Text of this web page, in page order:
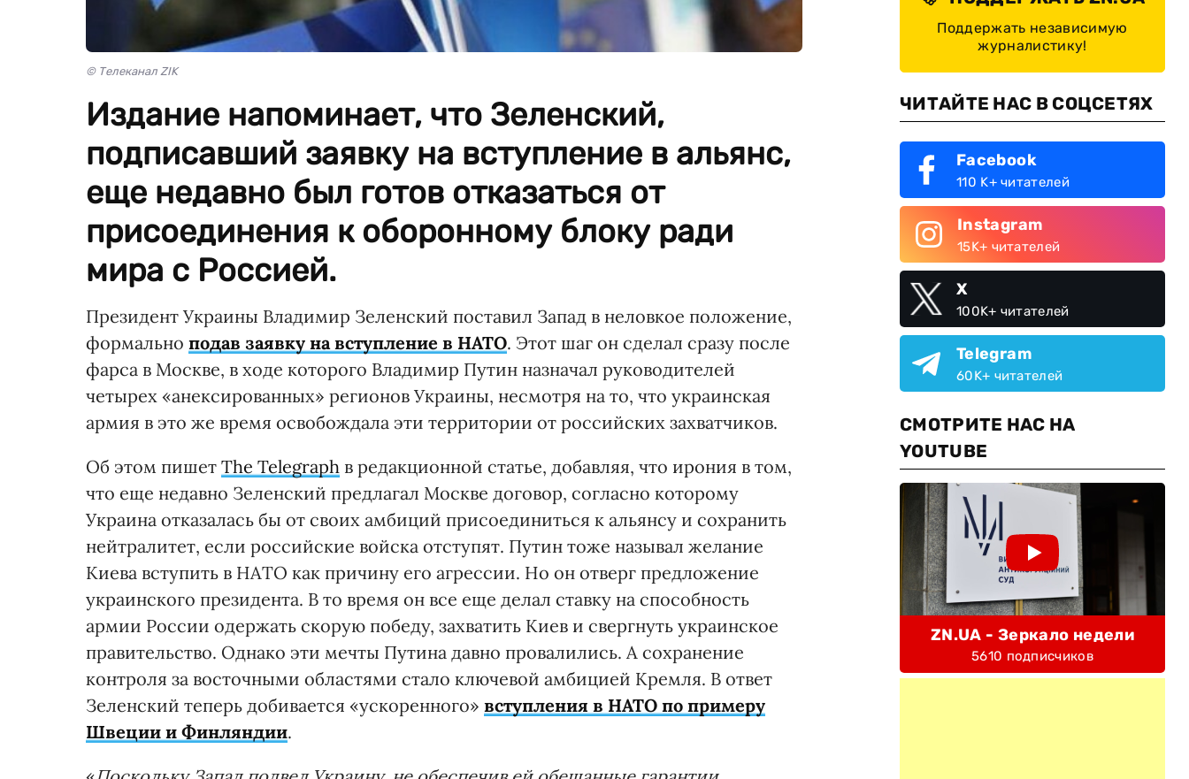
© Телеканал ZIK
Издание напоминает, что Зеленский,
подписавший заявку на вступление в альянс,
еще недавно был готов отказаться от
присоединения к оборонному блоку ради
мира с Россией.
Президент Украины Владимир Зеленский поставил Запад в неловкое положение,
формально подав заявку на вступление в НАТО. Этот шаг он сделал сразу после
фарса в Москве, в ходе которого Владимир Путин назначал руководителей
четырех «анексированных» регионов Украины, несмотря на то, что украинская
армия в это же время освобождала эти территории от российских захватчиков.
Об этом пишет The Telegraph в редакционной статье, добавляя, что ирония в том,
что еще недавно Зеленский предлагал Москве договор, согласно которому
Украина отказалась бы от своих амбиций присоединиться к альянсу и сохранить
нейтралитет, если российские войска отступят. Путин тоже называл желание
Киева вступить в НАТО как причину его агрессии. Но он отверг предложение
украинского президента. В то время он все еще делал ставку на способность
армии России одержать скорую победу, захватить Киев и свергнуть украинское
правительство. Однако эти мечты Путина давно провалились. А сохранение
контроля за восточными областями стало ключевой амбицией Кремля. В ответ
Зеленский теперь добивается «ускоренного» вступления в НАТО по примеру
Швеции и Финляндии.
Поддержать независимую
журналистику!
ЧИТАЙТЕ НАС В СОЦСЕТЯХ
Facebook
110 K+ читателей
Instagram
15K+ читателей
X
100K+ читателей
Telegram
60K+ читателей
СМОТРИТЕ НАС НА
YOUTUBE
ZN.UA - Зеркало недели
5610 подписчиков